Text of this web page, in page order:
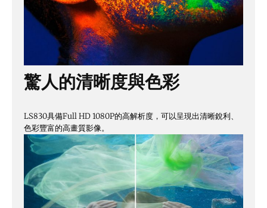
驚人的清晰度與色彩
LS830具備Full HD 1080P的高解析度，可以呈現出清晰銳利、
色彩豐富的高畫質影像。